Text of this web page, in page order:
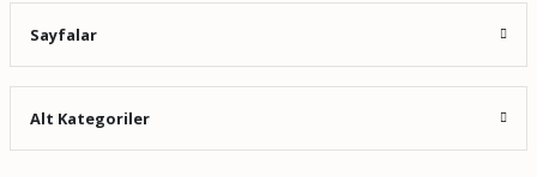
Sayfalar
Alt Kategoriler